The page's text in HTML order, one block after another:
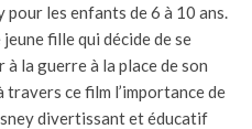
les enfants de 6 à 10 ans.
fille qui décide de se
la guerre à la place de son
ce film l’importance de
divertissant et éducatif